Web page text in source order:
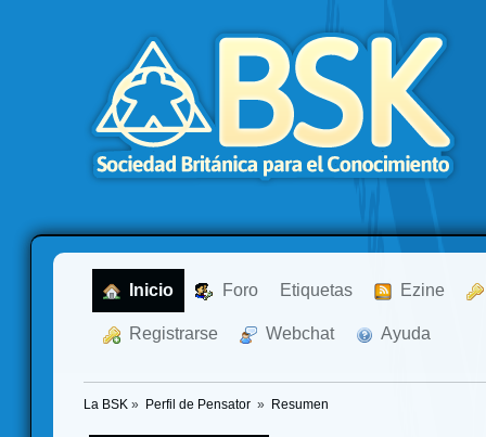
Inicio Foro Etiquetas Ezine
Registrarse Webchat Ayuda
La BSK » Perfil de Pensator » Resumen